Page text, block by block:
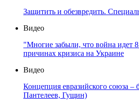
Защитить и обезвредить.
Видео
"Многие забыли, что война идет 8
причинах кризиса на Украине
Видео
Концепция евразийского союза –
Пантелеев, Гущин)